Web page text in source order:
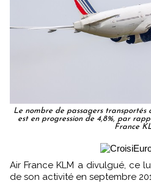
Le nombre de passagers transportés
est en progression de 4,8%, par
France
Air France KLM a divulgué, ce lundi 9 octobre, les chiffres
de son activité en septembre